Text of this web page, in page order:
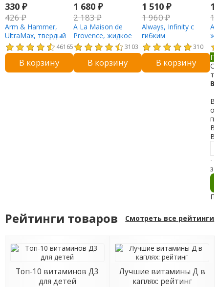
330 ₽
426₽
Arm & Hammer,
UltraMax, твердый
дезодорант-
антиперспирант для
мужчин, свежий
аромат, 28 г (1
46165
В корзину
1 680 ₽
2 183₽
A La Maison de
Provence, жидкое
мыло для рук и
тела, розмарин и
мята, 500 мл (16,9
жидк. унции)
3103
В корзину
1 510 ₽
1 960₽
Always, Infinity с
гибким
наполнителем и
крылышками,
регулярные, 18
прокладок
310
В корзину
1
1
A
о
-
Рейтинги товаров Смотреть все рейтинги
Топ-10 витаминов Д3
для детей
Лучшие витамины Д в
каплях: рейтинг